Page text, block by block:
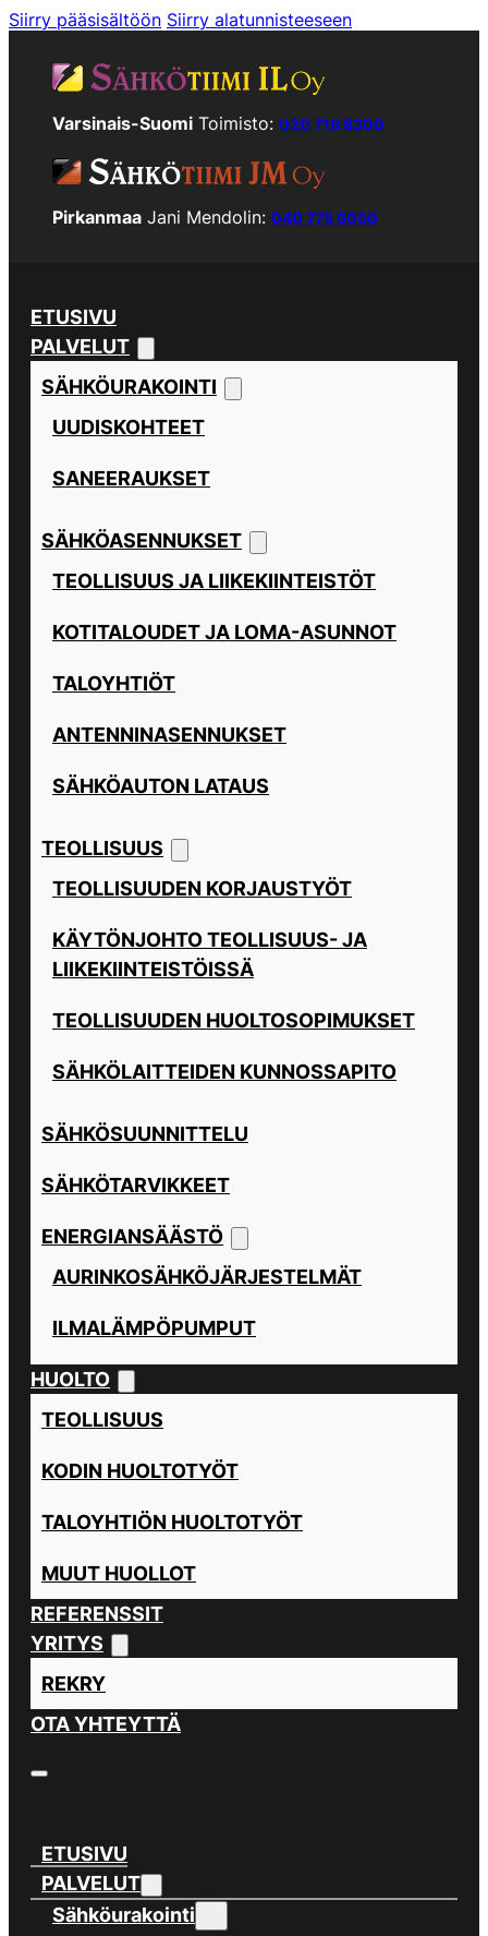
Siirry pääsisältöön Siirry alatunnisteeseen
Varsinais-Suomi Toimisto: 020 718 8300
Pirkanmaa Jani Mendolin: 040 775 6050
ETUSIVU
PALVELUT
SÄHKÖURAKOINTI
UUDISKOHTEET
SANEERAUKSET
SÄHKÖASENNUKSET
TEOLLISUUS JA LIIKEKIINTEISTÖT
KOTITALOUDET JA LOMA-ASUNNOT
TALOYHTIÖT
ANTENNINASENNUKSET
SÄHKÖAUTON LATAUS
TEOLLISUUS
TEOLLISUUDEN KORJAUSTYÖT
KÄYTÖNJOHTO TEOLLISUUS- JA
LIIKEKIINTEISTÖISSÄ
TEOLLISUUDEN HUOLTOSOPIMUKSET
SÄHKÖLAITTEIDEN KUNNOSSAPITO
SÄHKÖSUUNNITTELU
SÄHKÖTARVIKKEET
ENERGIANSÄÄSTÖ
AURINKOSÄHKÖJÄRJESTELMÄT
ILMALÄMPÖPUMPUT
HUOLTO
TEOLLISUUS
KODIN HUOLTOTYÖT
TALOYHTIÖN HUOLTOTYÖT
MUUT HUOLLOT
REFERENSSIT
YRITYS
REKRY
OTA YHTEYTTÄ
ETUSIVU
PALVELUT
Sähköurakointi